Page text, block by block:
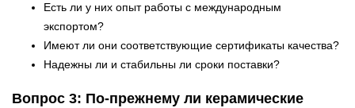
Есть ли у них опыт работы с международным
экспортом?
Имеют ли они соответствующие сертификаты качества?
Надежны ли и стабильны ли сроки поставки?
Вопрос 3: По-прежнему ли керамические